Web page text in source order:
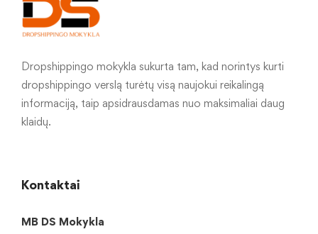
Dropshippingo mokykla sukurta tam, kad norintys kurti
dropshippingo verslą turėtų visą naujokui reikalingą
informaciją, taip apsidrausdamas nuo maksimaliai daug
klaidų.
Kontaktai
MB DS Mokykla